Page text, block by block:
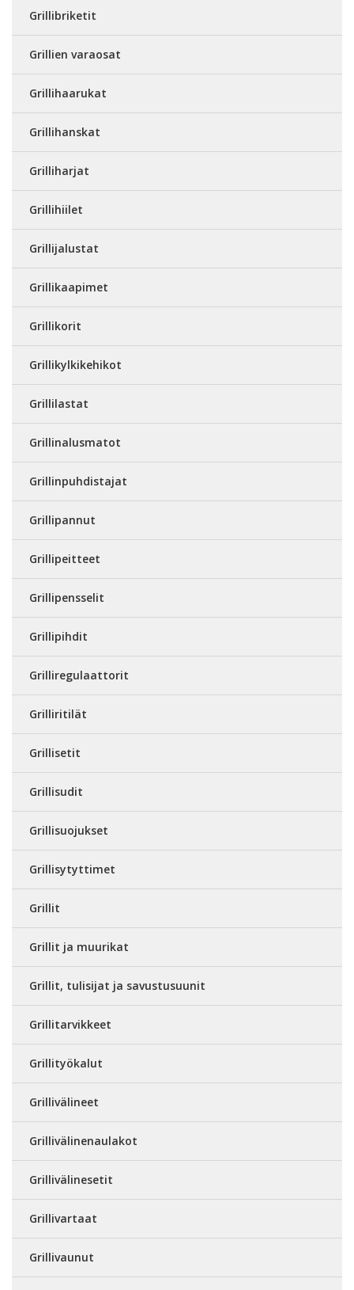
Grillibriketit
Grillien varaosat
Grillihaarukat
Grillihanskat
Grilliharjat
Grillihiilet
Grillijalustat
Grillikaapimet
Grillikorit
Grillikylkikehikot
Grillilastat
Grillinalusmatot
Grillinpuhdistajat
Grillipannut
Grillipeitteet
Grillipensselit
Grillipihdit
Grilliregulaattorit
Grilliritilät
Grillisetit
Grillisudit
Grillisuojukset
Grillisytyttimet
Grillit
Grillit ja muurikat
Grillit, tulisijat ja savustusuunit
Grillitarvikkeet
Grillityökalut
Grillivälineet
Grillivälinenaulakot
Grillivälinesetit
Grillivartaat
Grillivaunut